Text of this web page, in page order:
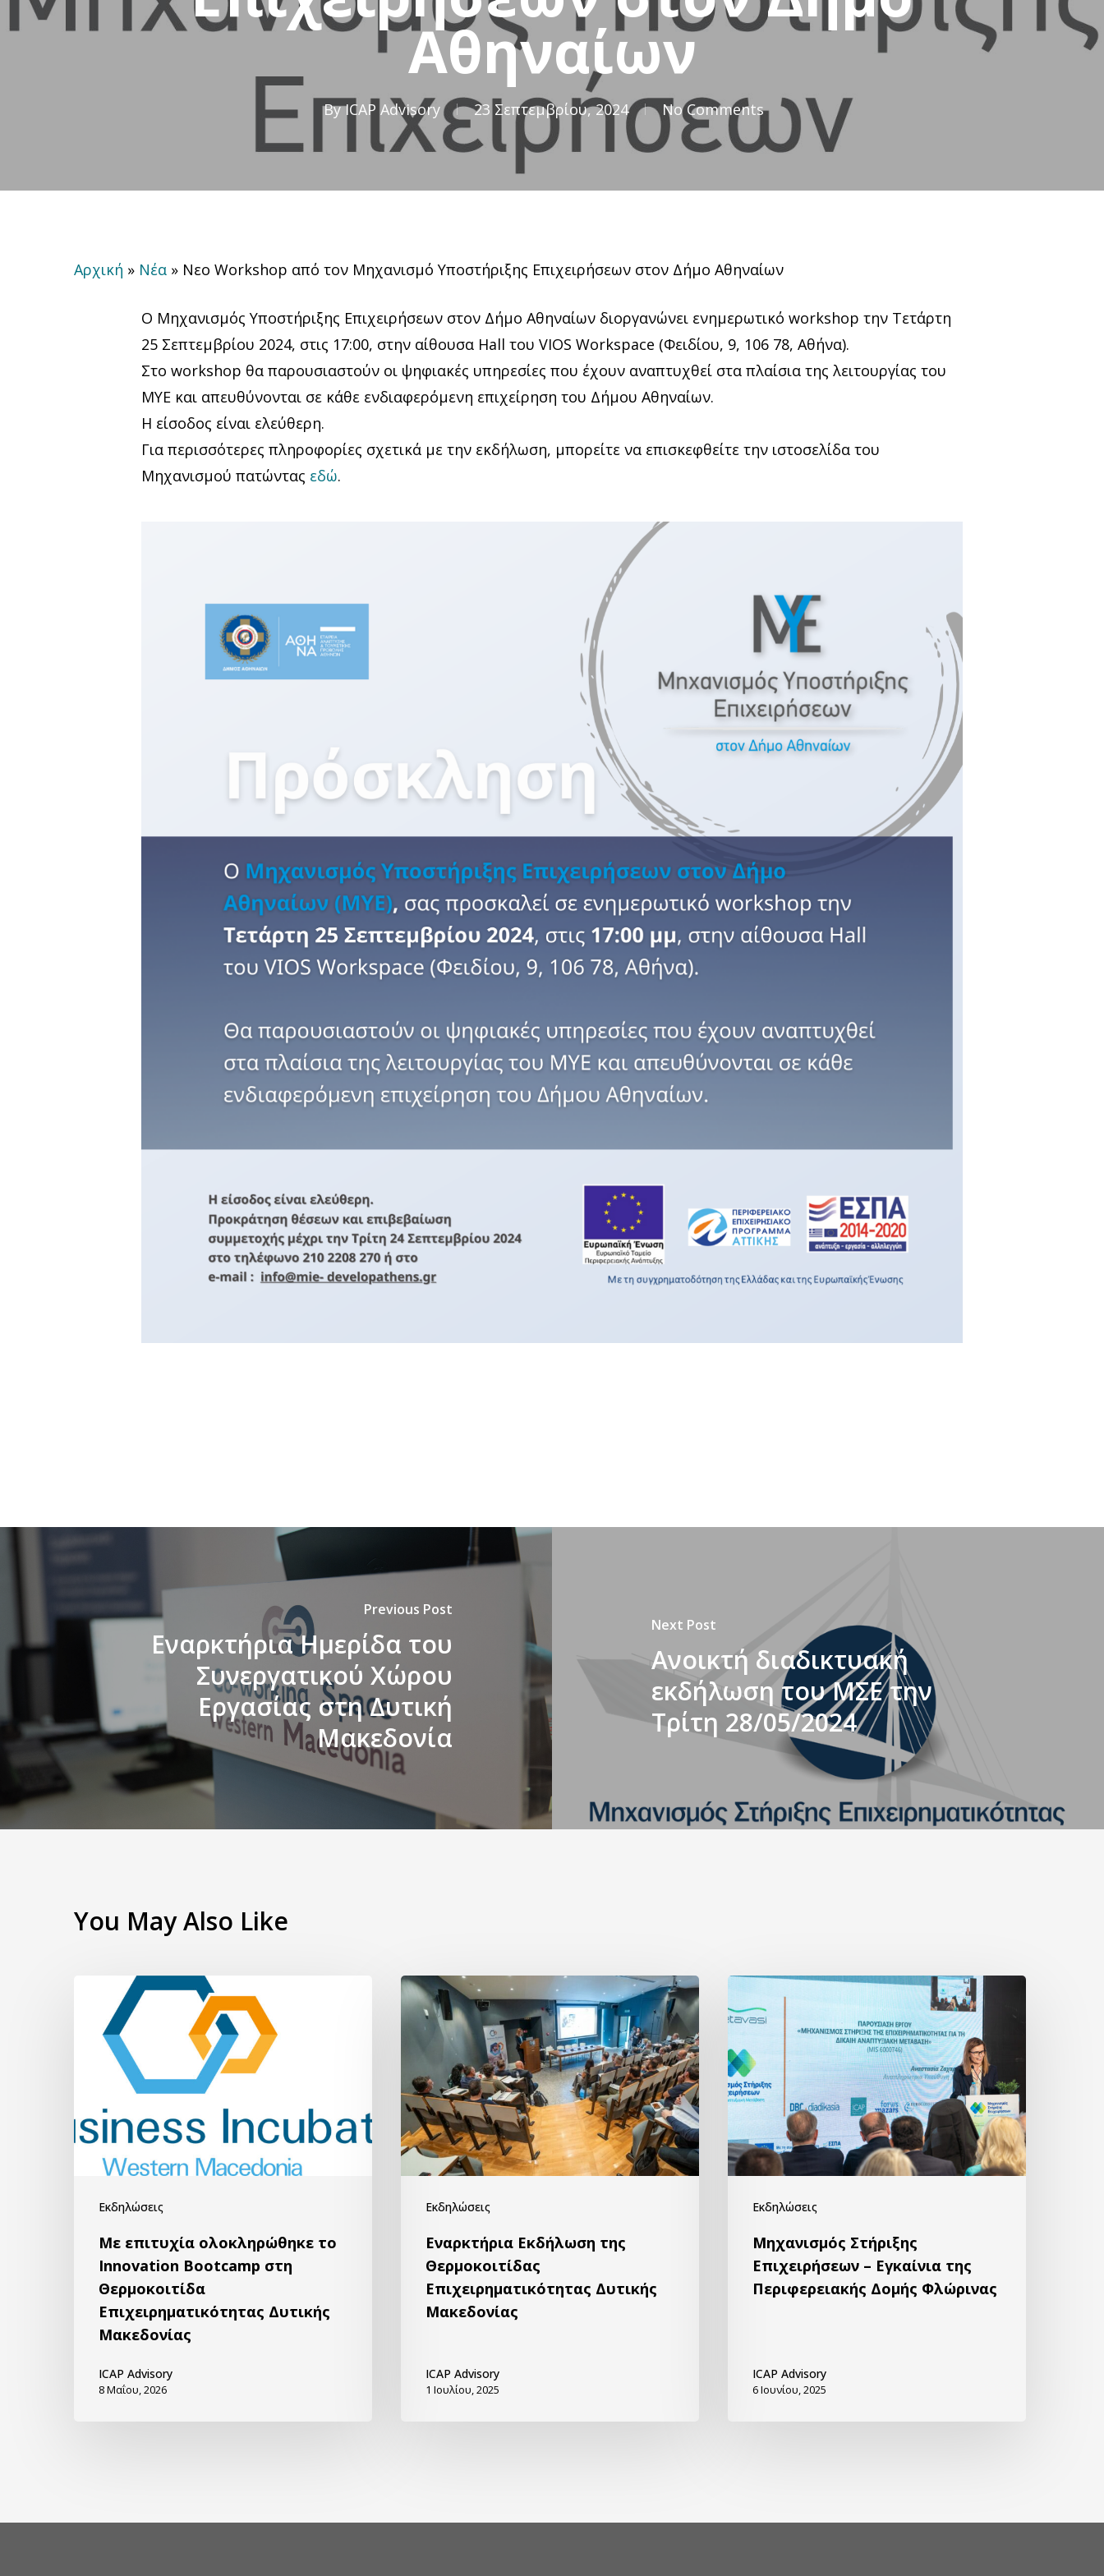
Αθηναίων
By ICAP Advisory 23 Σεπτεμβρίου, 2024 No Comments
Αρχική » Νέα » Nεο Workshop από τον Μηχανισμό Υποστήριξης Επιχειρήσεων στον Δήμο Αθηναίων
Ο Μηχανισμός Υποστήριξης Επιχειρήσεων στον Δήμο Αθηναίων διοργανώνει ενημερωτικό workshop την Τετάρτη
25 Σεπτεμβρίου 2024, στις 17:00, στην αίθουσα Hall του VIOS Workspace (Φειδίου, 9, 106 78, Αθήνα).
Στο workshop θα παρουσιαστούν οι ψηφιακές υπηρεσίες που έχουν αναπτυχθεί στα πλαίσια της λειτουργίας του
ΜΥΕ και απευθύνονται σε κάθε ενδιαφερόμενη επιχείρηση του Δήμου Αθηναίων.
Η είσοδος είναι ελεύθερη.
Για περισσότερες πληροφορίες σχετικά με την εκδήλωση, μπορείτε να επισκεφθείτε την ιστοσελίδα του
Μηχανισμού πατώντας εδώ.
Previous Post
Εναρκτήρια Ημερίδα του
Συνεργατικού Χώρου
Εργασίας στη Δυτική
Μακεδονία
Next Post
Ανοικτή διαδικτυακή
εκδήλωση του ΜΣΕ την
Τρίτη 28/05/2024
You May Also Like
Εκδηλώσεις
Με επιτυχία ολοκληρώθηκε το
Innovation Bootcamp στη
Θερμοκοιτίδα
Επιχειρηματικότητας Δυτικής
Μακεδονίας
ICAP Advisory
8 Μαΐου, 2026
Εκδηλώσεις
Εναρκτήρια Εκδήλωση της
Θερμοκοιτίδας
Επιχειρηματικότητας Δυτικής
Μακεδονίας
ICAP Advisory
1 Ιουλίου, 2025
Εκδηλώσεις
Μηχανισμός Στήριξης
Επιχειρήσεων – Εγκαίνια της
Περιφερειακής Δομής Φλώρινας
ICAP Advisory
6 Ιουνίου, 2025